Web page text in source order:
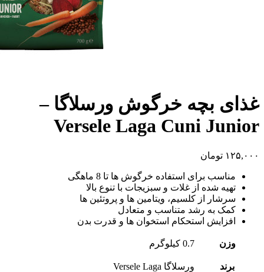
غذای بچه خرگوش ورسلاگا –
Versele Laga Cuni Junior
۱۲۵,۰۰۰ تومان
مناسب برای استفاده خرگوش ها تا 8 ماهگی
تهیه شده از غلات و سبزیجات با تنوع بالا
سرشار از کلسیم، ویتامین ها و پروتئین ها
کمک به رشد متناسب و متعادل
افزایش استحکام استخوان ها و قدرت بدن
وزن 0.7 کیلوگرم
برند ورسلاگا Versele Laga